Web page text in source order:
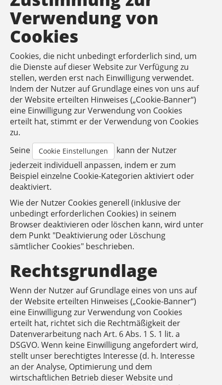
Verwendung von
Cookies
Cookies, die nicht unbedingt erforderlich sind, um
die Dienste auf dieser Website zur Verfügung zu
stellen, werden erst nach Einwilligung verwendet.
Indem der Nutzer auf Grundlage eines von uns auf
der Website erteilten Hinweises („Cookie-Banner“)
eine Einwilligung zur Verwendung von Cookies
erteilt hat, stimmt er der Verwendung von Cookies
zu.
Seine
Cookie Einstellungen
kann der Nutzer
jederzeit individuell anpassen, indem er zum
Beispiel einzelne Cookie-Kategorien aktiviert oder
deaktiviert.
Wie der Nutzer Cookies generell (inklusive der
unbedingt erforderlichen Cookies) in seinem
Browser deaktivieren oder löschen kann, wird unter
dem Punkt "Deaktivierung oder Löschung
sämtlicher Cookies" beschrieben.
Rechtsgrundlage
Wenn der Nutzer auf Grundlage eines von uns auf
der Website erteilten Hinweises („Cookie-Banner“)
eine Einwilligung zur Verwendung von Cookies
erteilt hat, richtet sich die Rechtmäßigkeit der
Datenverarbeitung nach Art. 6 Abs. 1 S. 1 lit. a
DSGVO. Wenn keine Einwilligung angefordert wird,
stellt unser berechtigtes Interesse (d. h. Interesse
an der Analyse, Optimierung und dem
wirtschaftlichen Betrieb dieser Website und